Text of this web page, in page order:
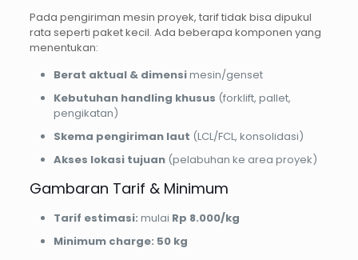
Pada pengiriman mesin proyek, tarif tidak bisa dipukul
rata seperti paket kecil. Ada beberapa komponen yang
menentukan:
Berat aktual & dimensimesin/genset
Kebutuhan handling khusus (forklift, pallet,
pengikatan)
Skema pengiriman laut (LCL/FCL, konsolidasi)
Akses lokasi tujuan(pelabuhan ke area proyek)
Gambaran Tarif & Minimum
Tarif estimasi: mulai Rp 8.000/kg
Minimum charge: 50 kg